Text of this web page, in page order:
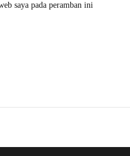
saya pada peramban ini